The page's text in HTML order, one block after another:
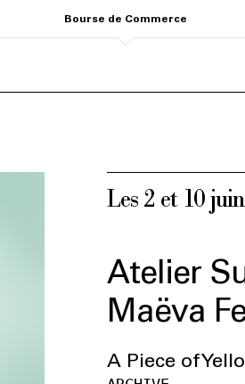
Bourse de Commerce
Les 2 et 10
Atelier
Maëva
A Piece of